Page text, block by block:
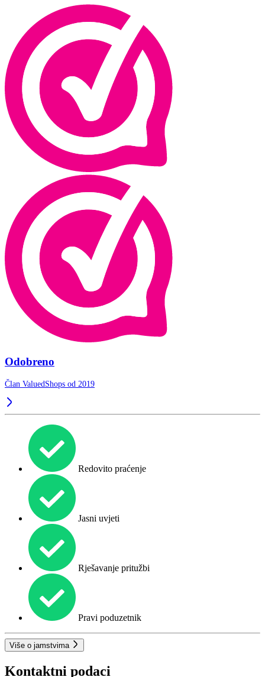
Odobreno
Član ValuedShops od 2019
Redovito praćenje
Jasni uvjeti
Rješavanje pritužbi
Pravi poduzetnik
Više o jamstvima
Kontaktni podaci